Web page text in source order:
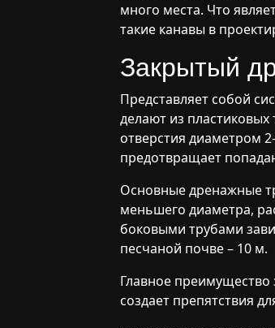
много места. Что
такие канавы в
Закрытый
Представляет собой
делают из
отверстия диаметром
предотвращает
Основные дренажные
меньшего диаметра,
боковыми трубами
песчаной почве – 10 м.
Главное преимущество
создает препятствия